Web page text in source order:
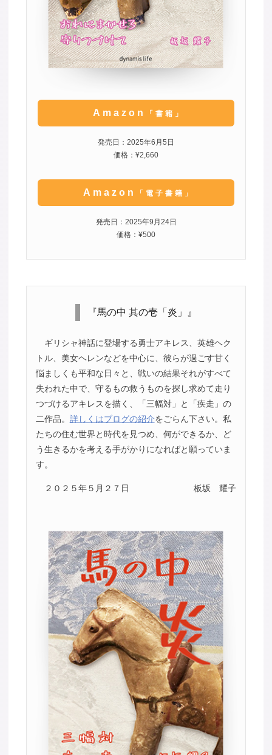
Amazon 「書籍」
発売日：2025年6月5日
価格：¥2,660
Amazon 「電子書籍」
発売日：2025年9月24日
価格：¥500
『馬の中 其の壱「炎」』
ギリシャ神話に登場する勇士アキレス、英雄ヘク
トル、美女ヘレンなどを中心に、彼らが過ごす甘く
悩ましくも平和な日々と、戦いの結果それがすべて
失われた中で、守るもの救うものを探し求めて走り
つづけるアキレスを描く、「三幅対」と「疾走」の
二作品。 詳しくはブログの紹介をごらん下さい。私
たちの住む世界と時代を見つめ、何ができるか、ど
う生きるかを考える手がかりになればと願っていま
す。
２０２５年５月２７日 板坂 耀子